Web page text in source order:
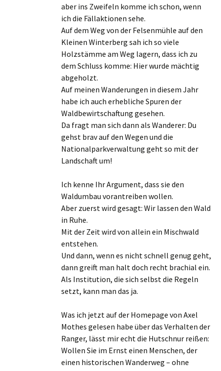
aber ins Zweifeln komme ich schon, wenn
ich die Fällaktionen sehe.
Auf dem Weg von der Felsenmühle auf den
Kleinen Winterberg sah ich so viele
Holzstämme am Weg lagern, dass ich zu
dem Schluss komme: Hier wurde mächtig
abgeholzt.
Auf meinen Wanderungen in diesem Jahr
habe ich auch erhebliche Spuren der
Waldbewirtschaftung gesehen.
Da fragt man sich dann als Wanderer: Du
gehst brav auf den Wegen und die
Nationalparkverwaltung geht so mit der
Landschaft um!
Ich kenne Ihr Argument, dass sie den
Waldumbau vorantreiben wollen.
Aber zuerst wird gesagt: Wir lassen den Wald
in Ruhe.
Mit der Zeit wird von allein ein Mischwald
entstehen.
Und dann, wenn es nicht schnell genug geht,
dann greift man halt doch recht brachial ein.
Als Institution, die sich selbst die Regeln
setzt, kann man das ja.
Was ich jetzt auf der Homepage von Axel
Mothes gelesen habe über das Verhalten der
Ranger, lässt mir echt die Hutschnur reißen:
Wollen Sie im Ernst einen Menschen, der
einen historischen Wanderweg – ohne